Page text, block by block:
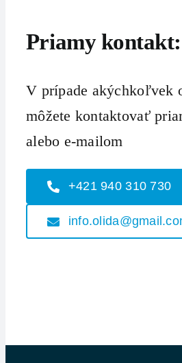
Priamy kontakt:
V prípade akýchkoľvek
môžete kontaktovať
alebo e-mailom
+421 940 310 730